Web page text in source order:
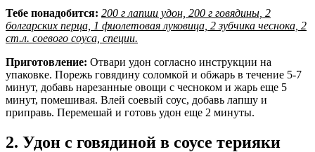
Тебе понадобится: 200 г лапши удон, 200 г говядины, 2
болгарских перца, 1 фиолетовая луковица, 2 зубчика чеснока, 2
ст.л. соевого соуса, специи.
Приготовление: Отвари удон согласно инструкции на
упаковке. Порежь говядину соломкой и обжарь в течение 5-7
минут, добавь нарезанные овощи с чесноком и жарь еще 5
минут, помешивая. Влей соевый соус, добавь лапшу и
приправь. Перемешай и готовь удон еще 2 минуты.
2. Удон с говядиной в соусе терияки